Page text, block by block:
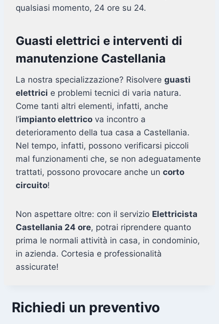
qualsiasi momento, 24 ore su 24.
Guasti elettrici e interventi di
manutenzione Castellania
La nostra specializzazione? Risolvere guasti
elettrici e problemi tecnici di varia natura.
Come tanti altri elementi, infatti, anche
l’impianto elettrico va incontro a
deterioramento della tua casa a Castellania.
Nel tempo, infatti, possono verificarsi piccoli
mal funzionamenti che, se non adeguatamente
trattati, possono provocare anche un corto
circuito!
Non aspettare oltre: con il servizio Elettricista
Castellania 24 ore, potrai riprendere quanto
prima le normali attività in casa, in condominio,
in azienda. Cortesia e professionalità
assicurate!
Richiedi un preventivo